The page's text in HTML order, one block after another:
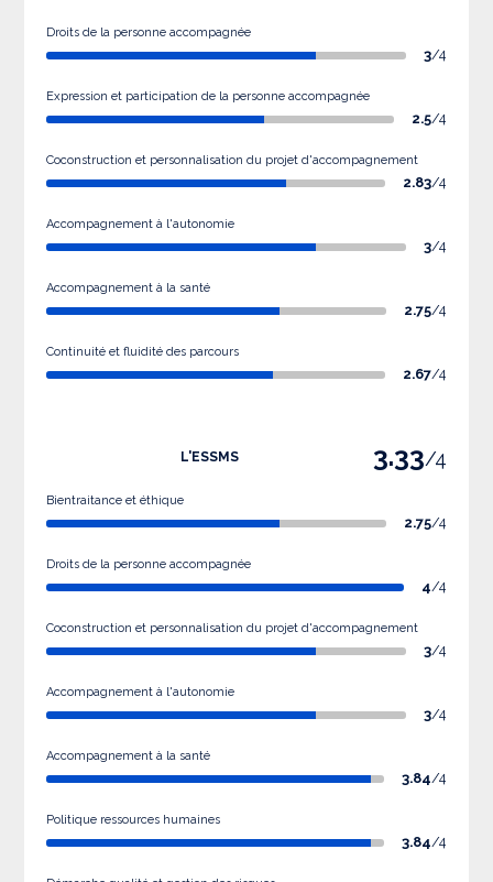
Droits de la personne accompagnée
3/4
Expression et participation de la personne accompagnée
2.5/4
Coconstruction et personnalisation du projet d'accompagnement
2.83/4
Accompagnement à l'autonomie
3/4
Accompagnement à la santé
2.75/4
Continuité et fluidité des parcours
2.67/4
L'ESSMS 3.33/4
Bientraitance et éthique
2.75/4
Droits de la personne accompagnée
4/4
Coconstruction et personnalisation du projet d'accompagnement
3/4
Accompagnement à l'autonomie
3/4
Accompagnement à la santé
3.84/4
Politique ressources humaines
3.84/4